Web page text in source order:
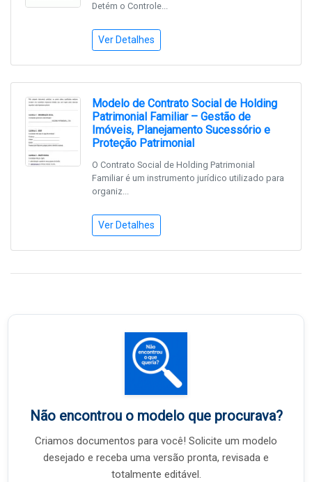
Detém o Controle...
Ver Detalhes
Modelo de Contrato Social de Holding
Patrimonial Familiar – Gestão de
Imóveis, Planejamento Sucessório e
Proteção Patrimonial
O Contrato Social de Holding Patrimonial
Familiar é um instrumento jurídico utilizado para
organiz...
Ver Detalhes
Não encontrou o modelo que procurava?
Criamos documentos para você! Solicite um modelo
desejado e receba uma versão pronta, revisada e
totalmente editável.